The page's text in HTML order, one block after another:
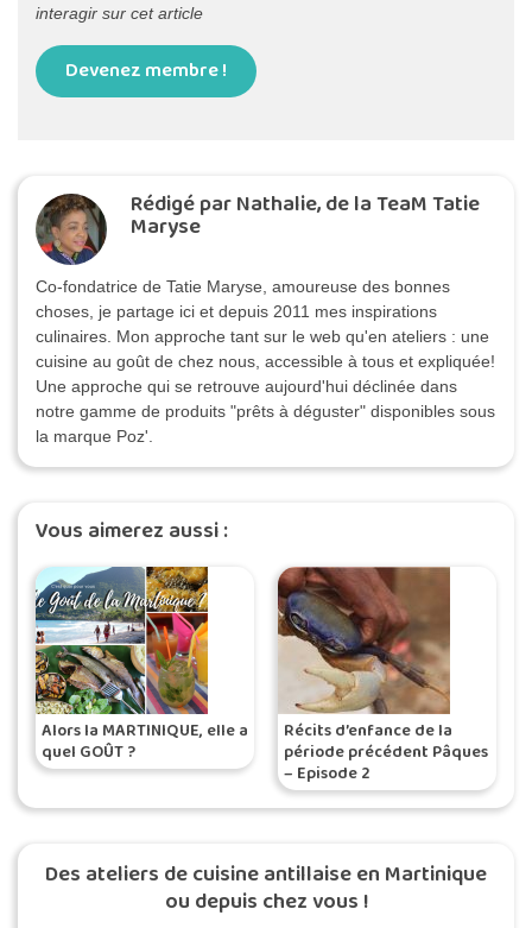
interagir sur cet article
Devenez membre !
Rédigé par Nathalie, de la TeaM Tatie
Maryse
Co-fondatrice de Tatie Maryse, amoureuse des bonnes
choses, je partage ici et depuis 2011 mes inspirations
culinaires. Mon approche tant sur le web qu'en ateliers : une
cuisine au goût de chez nous, accessible à tous et expliquée!
Une approche qui se retrouve aujourd'hui déclinée dans
notre gamme de produits "prêts à déguster" disponibles sous
la marque Poz'.
Vous aimerez aussi :
Alors la MARTINIQUE, elle a
quel GOÛT ?
Récits d’enfance de la
période précédent Pâques
– Episode 2
Des ateliers de cuisine antillaise en Martinique
ou depuis chez vous !